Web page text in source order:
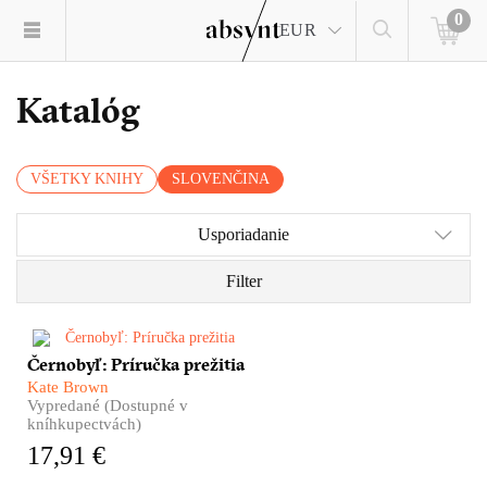
EUR
0
Katalóg
VŠETKY KNIHY SLOVENČINA
Usporiadanie
Filter
Monumentálna kniha o
černobyľskej jadrovej
katastrofe. Príbeh explózie,
ktorá zmenila svet a oči celej
planéty upriamila na jedno
dovtedy celkom bezvýznamné
Černobyľ: Príručka prežitia
Kate Brown
Vypredané (Dostupné v
kníhkupectvách)
17,91 €